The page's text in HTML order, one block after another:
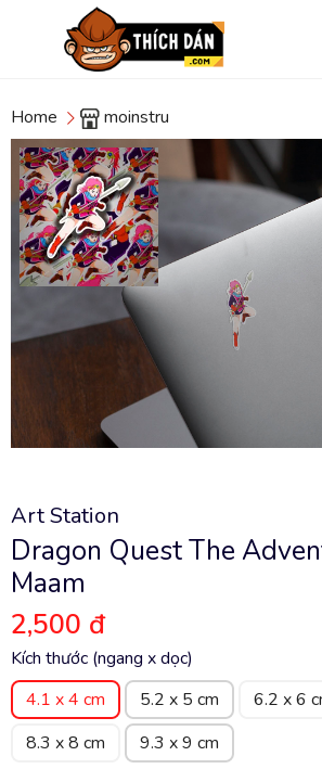
Home moinstru
Art Station
Dragon Quest The
Maam
2,500 đ
Kích thước (ngang x dọc)
4.1 x 4 cm
5.2 x 5 cm 6.2 x 6
8.3 x 8 cm
9.3 x 9 cm